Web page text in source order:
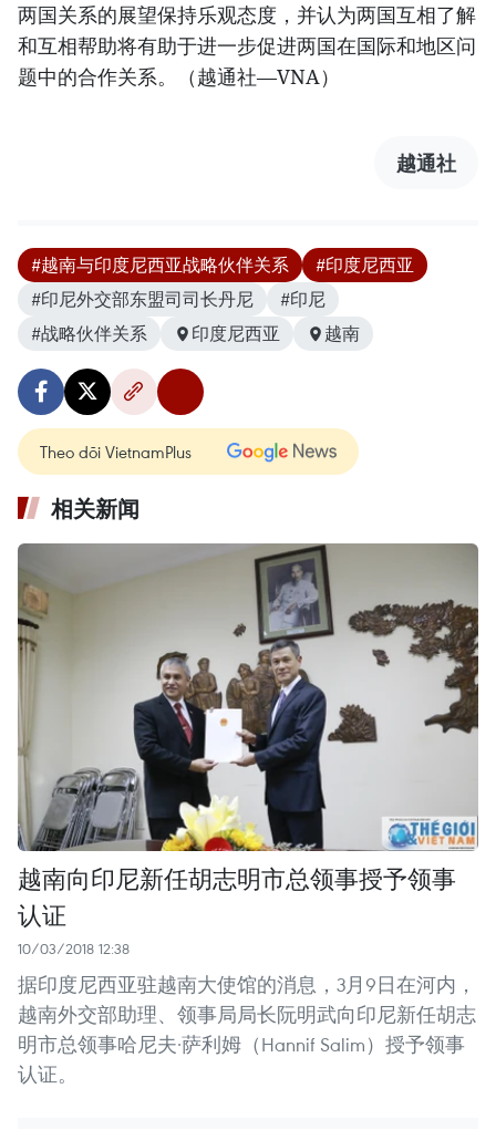
两国关系的展望保持乐观态度，并认为两国互相了解
和互相帮助将有助于进一步促进两国在国际和地区问
题中的合作关系。（越通社—VNA）
越通社
#越南与印度尼西亚战略伙伴关系
#印度尼西亚
#印尼外交部东盟司司长丹尼
#印尼
#战略伙伴关系
印度尼西亚 越南
Theo dõi VietnamPlus
相关新闻
越南向印尼新任胡志明市总领事授予领事
认证
10/03/2018 12:38
据印度尼西亚驻越南大使馆的消息，3月9日在河内，
越南外交部助理、领事局局长阮明武向印尼新任胡志
明市总领事哈尼夫·萨利姆（Hannif Salim）授予领事
认证。